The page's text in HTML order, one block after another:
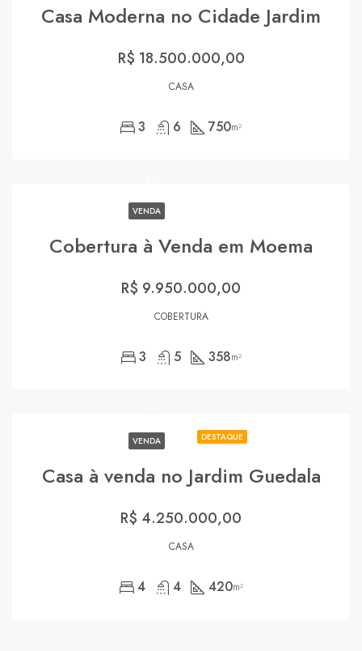
Casa Moderna no Cidade Jardim
R$ 18.500.000,00
CASA
3 6 750m²
VENDA
Cobertura à Venda em Moema
R$ 9.950.000,00
COBERTURA
3 5 358m²
DESTAQUE
VENDA
Casa à venda no Jardim Guedala
R$ 4.250.000,00
CASA
4 4 420m²